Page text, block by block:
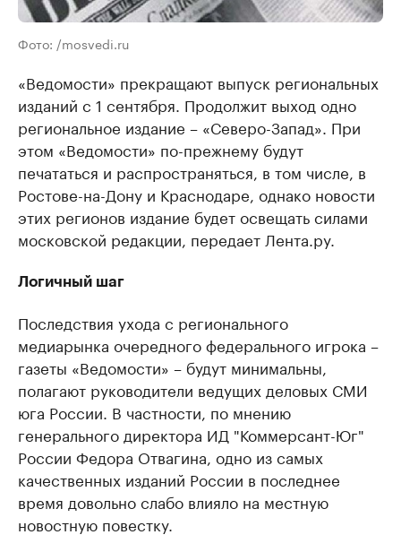
Фото: /mosvedi.ru
«Ведомости» прекращают выпуск региональных
изданий с 1 сентября. Продолжит выход одно
региональное издание – «Северо-Запад». При
этом «Ведомости» по-прежнему будут
печататься и распространяться, в том числе, в
Ростове-на-Дону и Краснодаре, однако новости
этих регионов издание будет освещать силами
московской редакции, передает Лента.ру.
Логичный шаг
Последствия ухода с регионального
медиарынка очередного федерального игрока –
газеты «Ведомости» – будут минимальны,
полагают руководители ведущих деловых СМИ
юга России. В частности, по мнению
генерального директора ИД "Коммерсант-Юг"
России Федора Отвагина, одно из самых
качественных изданий России в последнее
время довольно слабо влияло на местную
новостную повестку.